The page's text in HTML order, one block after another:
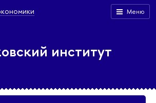
Меню
институт